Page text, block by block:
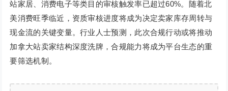
站家居、消费电子等类目的审核触发率已超过60%。随着北
美消费旺季临近，资质审核进度将成为决定卖家库存周转与
现金流的关键变量。行业人士预测，此次合规行动或将推动
加拿大站卖家结构深度洗牌，合规能力将成为平台生态的重
要筛选机制。